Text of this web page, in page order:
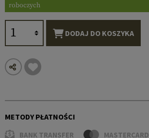
roboczych
DODAJ DO KOSZYKA
METODY PŁATNOŚCI
BANK TRANSFER MASTERCARD